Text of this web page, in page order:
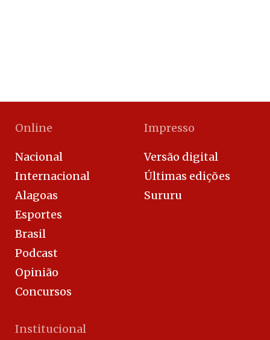
Online
Nacional
Internacional
Alagoas
Esportes
Brasil
Podcast
Opinião
Concursos
Impresso
Versão digital
Últimas edições
Sururu
Institucional